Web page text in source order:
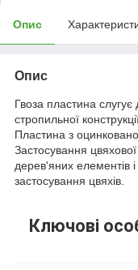
Опис
Опис
Гвоза пластина
стропильної
Пластина з
Застосування
дерев'яних елементів
застосування цвяхів.
Ключові